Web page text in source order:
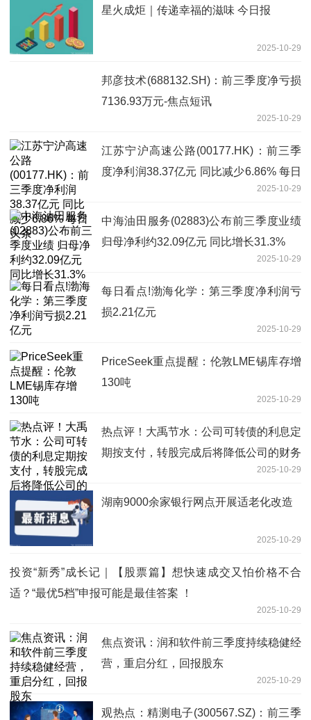
星火成炬｜传递幸福的滋味 今日报
2025-10-29
邦彦技术(688132.SH)：前三季度净亏损
7136.93万元-焦点短讯
2025-10-29
江苏宁沪高速公路(00177.HK)：前三季
度净利润38.37亿元 同比减少6.86% 每日
2025-10-29
中海油田服务(02883)公布前三季度业绩
归母净利约32.09亿元 同比增长31.3%
2025-10-29
每日看点!渤海化学：第三季度净利润亏
损2.21亿元
2025-10-29
PriceSeek重点提醒：伦敦LME锡库存增
130吨
2025-10-29
热点评！大禹节水：公司可转债的利息定
期按支付，转股完成后将降低公司的财务
2025-10-29
湖南9000余家银行网点开展适老化改造
2025-10-29
投资“新秀”成长记｜【股票篇】想快速成交又怕价格不合
适？“最优5档”申报可能是最佳答案 ！
2025-10-29
焦点资讯：润和软件前三季度持续稳健经
营，重启分红，回报股东
2025-10-29
观热点：精测电子(300567.SZ)：前三季